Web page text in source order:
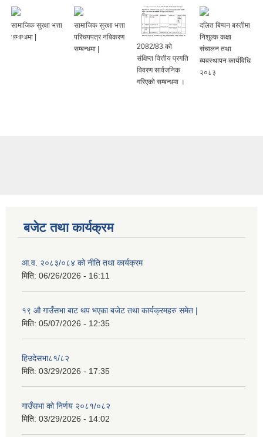
सामाजिक सुरक्षा भत्ता
सम्बन्धमा |
सामाजिक सुरक्षा भत्ता
परिचयपत्र नबिकरण
सम्बन्धमा |
2082/83 को
संक्षिप्त वित्तीय प्रगति
विवरण सार्वजनिक
गरिएको सम्बन्धमा ।
दलित बिप्पन बस्तीमा
निशुल्क कक्षा
संचालन तथा
व्यवस्थापन कार्यविधि
२०८३
बजेट तथा कार्यक्रम
आ.व. २०८३/०८४ को नीति तथा कार्यक्रम
मिति: 06/26/2026 - 16:11
१९ औ गाउँसभा बाट थप भएका बजेट तथा कार्यक्रमहरु समेत |
मिति: 05/07/2026 - 12:35
हिउदेसभा८१/८२
मिति: 03/29/2026 - 17:35
गाउँसभा को निर्णय २०८१/०८२
मिति: 03/29/2026 - 14:02